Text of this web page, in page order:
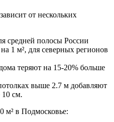
от нескольких
средней полосы России
1 м², для северных регионов
теряют на 15-20% больше
выше 2.7 м добавляют
см.
м² в Подмосковье: